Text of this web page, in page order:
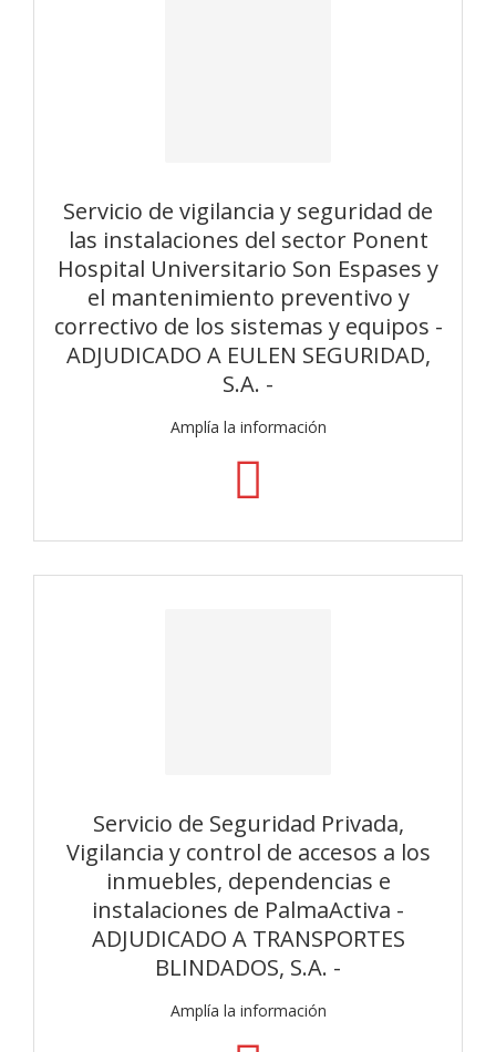
Servicio de vigilancia y seguridad de
las instalaciones del sector Ponent
Hospital Universitario Son Espases y
el mantenimiento preventivo y
correctivo de los sistemas y equipos -
ADJUDICADO A EULEN SEGURIDAD,
S.A. -
Amplía la información
Servicio de Seguridad Privada,
Vigilancia y control de accesos a los
inmuebles, dependencias e
instalaciones de PalmaActiva -
ADJUDICADO A TRANSPORTES
BLINDADOS, S.A. -
Amplía la información